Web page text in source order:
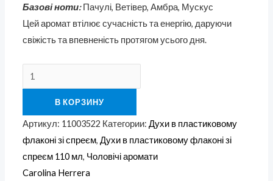
Базові ноти: Пачулі, Ветівер, Амбра, Мускус
Цей аромат втілює сучасність та енергію, даруючи
свіжість та впевненість протягом усього дня.
В КОРЗИНУ
Артикул: 11003522 Категории:Духи в пластиковому
флаконі зі спреєм,Духи в пластиковому флаконі зі
спреєм 110 мл, Чоловічі аромати
Carolina Herrera